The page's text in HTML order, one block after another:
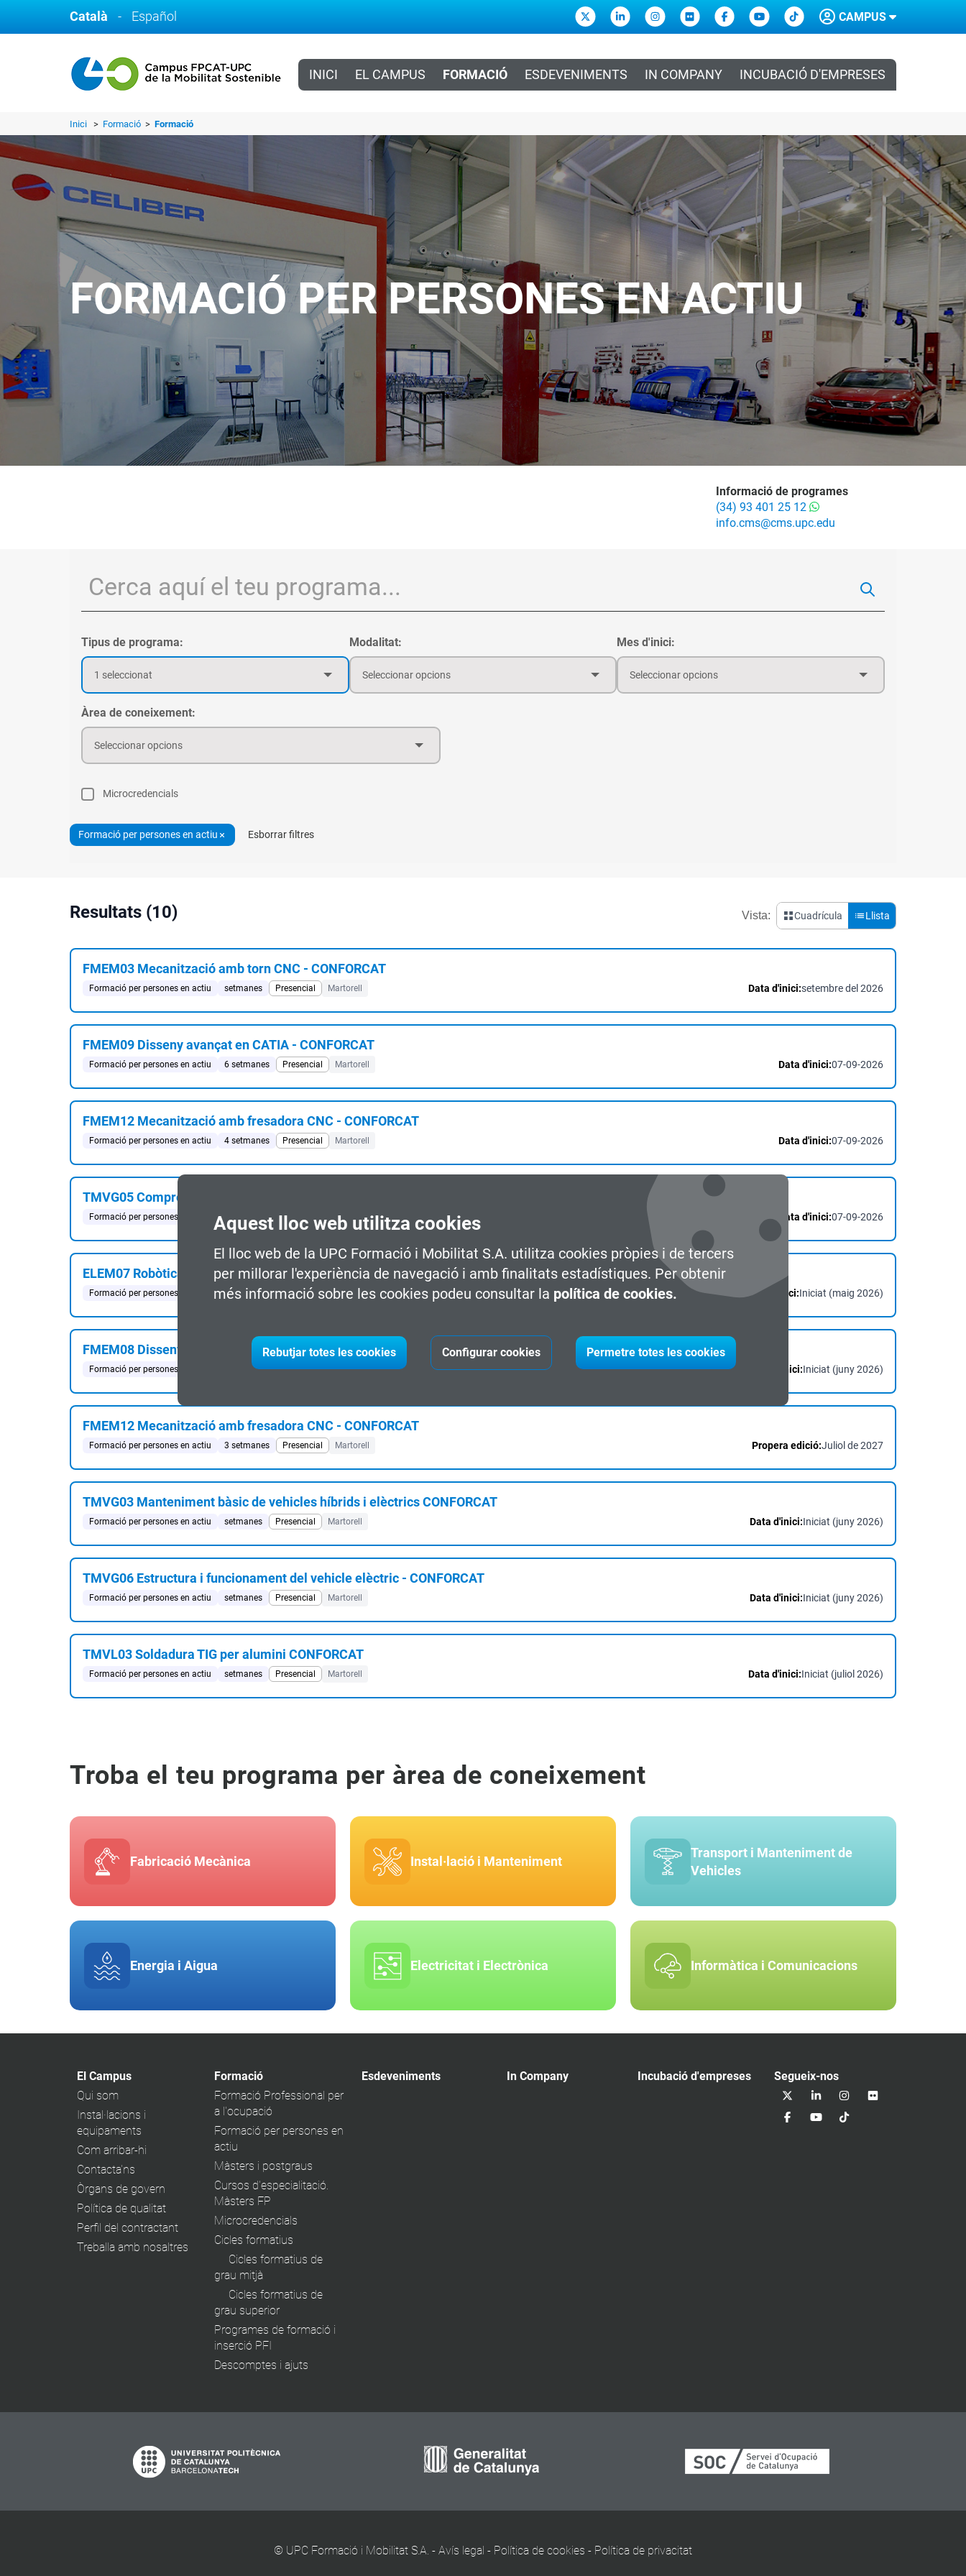
Aquest lloc web utilitza cookies
El lloc web de la UPC Formació i Mobilitat S.A. utilitza cookies pròpies i de tercers
per millorar l'experiència de navegació i amb finalitats estadístiques. Per obtenir
més informació sobre les cookies podeu consultar la política de cookies.
Rebutjar totes les cookies Configurar cookies Permetre totes les cookies
Català - Español CAMPUS
INICI EL CAMPUS FORMACIÓ ESDEVENIMENTS IN COMPANY INCUBACIÓ D'EMPRESES
Inici > Formació > Formació
FORMACIÓ PER PERSONES EN ACTIU
Informació de programes
(34) 93 401 25 12
info.cms@cms.upc.edu
Tipus de programa:
1 seleccionat
Modalitat:
Seleccionar opcions
Mes d'inici:
Seleccionar opcions
Àrea de coneixement:
Seleccionar opcions
Microcredencials
Formació per persones en actiu Esborrar filtres
Resultats (10) Vista: Cuadrícula Llista
FMEM03 Mecanització amb torn CNC - CONFORCAT
Formació per persones en actiu setmanes Presencial Martorell Data d'inici:setembre del 2026
FMEM09 Disseny avançat en CATIA - CONFORCAT
Formació per persones en actiu 6 setmanes Presencial Martorell Data d'inici:07-09-2026
FMEM12 Mecanització amb fresadora CNC - CONFORCAT
Formació per persones en actiu 4 setmanes Presencial Martorell Data d'inici:07-09-2026
TMVG05 Comprovació i diagnosis del vehicle elèctric CONFORCAT
Formació per persones en actiu 4 setmanes Presencial Martorell Data d'inici:07-09-2026
ELEM07 Robòtica i automatització per a l'automoció - CONFORCAT
Formació per persones en actiu 20 ECTS Presencial Martorell Data d'inici:Iniciat (maig 2026)
FMEM08 Disseny 3D i 2D CATIA - CONFORCAT
Formació per persones en actiu setmanes Semipresencial Martorell Data d'inici:Iniciat (juny 2026)
FMEM12 Mecanització amb fresadora CNC - CONFORCAT
Formació per persones en actiu 3 setmanes Presencial Martorell Propera edició:Juliol de 2027
TMVG03 Manteniment bàsic de vehicles híbrids i elèctrics CONFORCAT
Formació per persones en actiu setmanes Presencial Martorell Data d'inici:Iniciat (juny 2026)
TMVG06 Estructura i funcionament del vehicle elèctric - CONFORCAT
Formació per persones en actiu setmanes Presencial Martorell Data d'inici:Iniciat (juny 2026)
TMVL03 Soldadura TIG per alumini CONFORCAT
Formació per persones en actiu setmanes Presencial Martorell Data d'inici:Iniciat (juliol 2026)
Troba el teu programa per àrea de coneixement
Fabricació Mecànica Instal·lació i Manteniment
Transport i Manteniment de
Vehicles
Energia i Aigua Electricitat i Electrònica Informàtica i Comunicacions
El Campus
Qui som
Instal·lacions i
equipaments
Com arribar-hi
Contacta'ns
Òrgans de govern
Política de qualitat
Perfil del contractant
Treballa amb nosaltres
Formació
Formació Professional per
a l'ocupació
Formació per persones en
actiu
Màsters i postgraus
Cursos d'especialitació.
Màsters FP
Microcredencials
Cicles formatius
Cicles formatius de
grau mitjà
Cicles formatius de
grau superior
Programes de formació i
inserció PFI
Descomptes i ajuts
Esdeveniments In Company Incubació d'empreses Segueix-nos
© UPC Formació i Mobilitat S.A. - Avís legal - Política de cookies - Política de privacitat